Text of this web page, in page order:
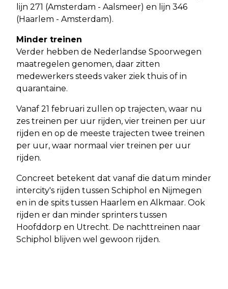
lijn 271 (Amsterdam - Aalsmeer) en lijn 346
(Haarlem - Amsterdam).
Minder treinen
Verder hebben de Nederlandse Spoorwegen
maatregelen genomen, daar zitten
medewerkers steeds vaker ziek thuis of in
quarantaine.
Vanaf 21 februari zullen op trajecten, waar nu
zes treinen per uur rijden, vier treinen per uur
rijden en op de meeste trajecten twee treinen
per uur, waar normaal vier treinen per uur
rijden.
Concreet betekent dat vanaf die datum minder
intercity's rijden tussen Schiphol en Nijmegen
en in de spits tussen Haarlem en Alkmaar. Ook
rijden er dan minder sprinters tussen
Hoofddorp en Utrecht. De nachttreinen naar
Schiphol blijven wel gewoon rijden.